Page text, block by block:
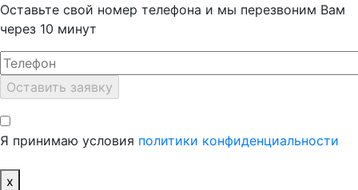
Оставьте свой номер телефона и мы перезвоним Вам
через 10 минут
Я принимаю условия политики конфиденциальности
x